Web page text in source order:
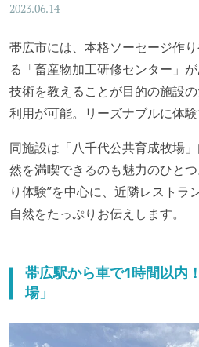
2023.06.14
帯広市には、本格ソーセージ作
る「畜産物加工研修センター」
技術を教えることが目的の施設
利用が可能。リーズナブルに体験
同施設は「八千代公共育成牧場
然を満喫できるのも魅力のひと
り体験”を中心に、近隣レストラ
自然をたっぷりお伝えします。
帯広駅から車で1時間以内
場」